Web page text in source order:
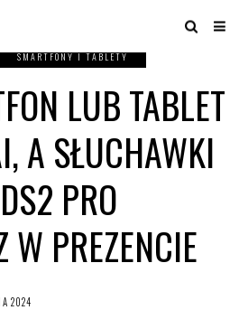
SMARTFONY I TABLETY
LUB TABLET
A SŁUCHAWKI
PRO
W PREZENCIE
2024